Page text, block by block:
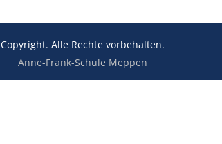
Copyright. Alle Rechte vorbehalten.
Anne-Frank-Schule Meppen